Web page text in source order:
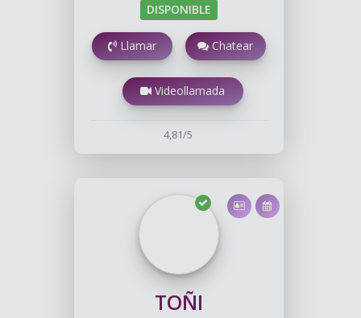
DISPONIBLE
Llamar Chatear
Videollamada
4,81/5
TOÑI